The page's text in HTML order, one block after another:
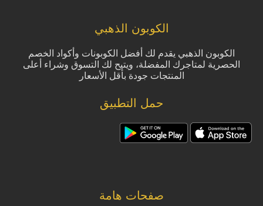
الكوبون الذهبي
الكوبون الذهبي يقدم لك أفضل الكوبونات وأكواد الخصم
الحصرية لمتاجرك المفضلة، ويتيح لك التسوق وشراء أعلى
المنتجات جودة بأقل الأسعار
حمل التطبيق
صفحات هامة